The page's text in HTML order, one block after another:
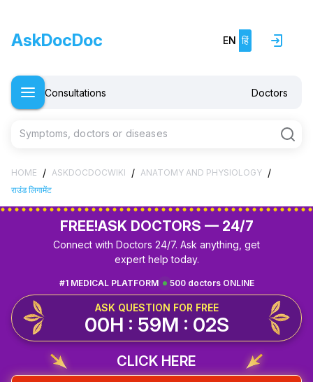
AskDocDoc EN हिं
Consultations Doctors
Symptoms, doctors or diseases
HOME / ASKDOCDOCWIKI / ANATOMY AND PHYSIOLOGY /
राउंड लिगामेंट
FREE!ASK DOCTORS — 24/7
Connect with Doctors 24/7. Ask anything, get
expert help today.
500 doctors ONLINE
#1 MEDICAL PLATFORM
ASK QUESTION FOR FREE
00H : 59M : 01S
CLICK HERE